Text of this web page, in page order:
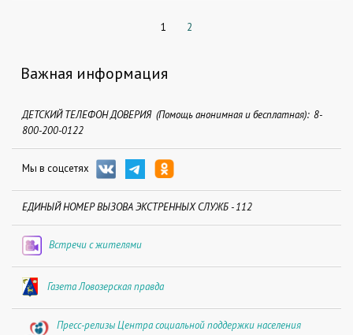
1 2
Важная информация
ДЕТСКИЙ ТЕЛЕФОН ДОВЕРИЯ (Помощь анонимная и бесплатная): 8-
800-200-0122
Мы в соцсетях
ЕДИНЫЙ НОМЕР ВЫЗОВА ЭКСТРЕННЫХ СЛУЖБ - 112
Встречи с жителями
Газета Ловозерская правда
Пресс-релизы Центра социальной поддержки населения